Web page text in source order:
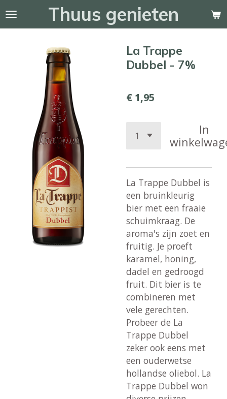
Ga
hoofdinhoud
Thuus genieten
La Trappe
Dubbel - 7%
€ 1,95
In
La Trappe Dubbel is
een bruinkleurig
bier met een fraaie
schuimkraag. De
aroma's zijn zoet en
fruitig. Je proeft
karamel, honing,
dadel en gedroogd
fruit. Dit bier is te
combineren met
vele gerechten.
Probeer de La
Trappe Dubbel
zeker ook eens met
een ouderwetse
hollandse oliebol. La
Trappe Dubbel won